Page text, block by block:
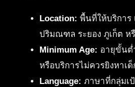
Location: พื้นที่ให้บริการ
ปริมณฑล ระยอง ภูเก็ต ห
Minimum Age: อายุขั้นต่
หรือบริการไม่ควรยิงหาเด็
Language: ภาษาที่กลุ่มเ